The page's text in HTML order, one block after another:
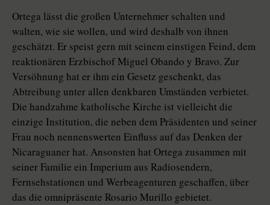
Ortega lässt die großen Unternehmer schalten und
walten, wie sie wollen, und wird deshalb von ihnen
geschätzt. Er speist gern mit seinem einstigen Feind, dem
reaktionären Erzbischof Miguel Obando y Bravo. Zur
Versöhnung hat er ihm ein Gesetz geschenkt, das
Abtreibung unter allen denkbaren Umständen verbietet.
Die handzahme katholische Kirche ist vielleicht die
einzige Institution, die neben dem Präsidenten und seiner
Frau noch nennenswerten Einfluss auf das Denken der
Nicaraguaner hat. Ansonsten hat Ortega zusammen mit
seiner Familie ein Imperium aus Radiosendern,
Fernsehstationen und Werbeagenturen geschaffen, über
das die omnipräsente Rosario Murillo gebietet.